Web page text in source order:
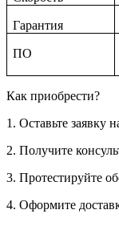
Гарантия
ПО
Как приобрести?
1. Оставьте заявку
2. Получите
3. Протестируйте
4. Оформите